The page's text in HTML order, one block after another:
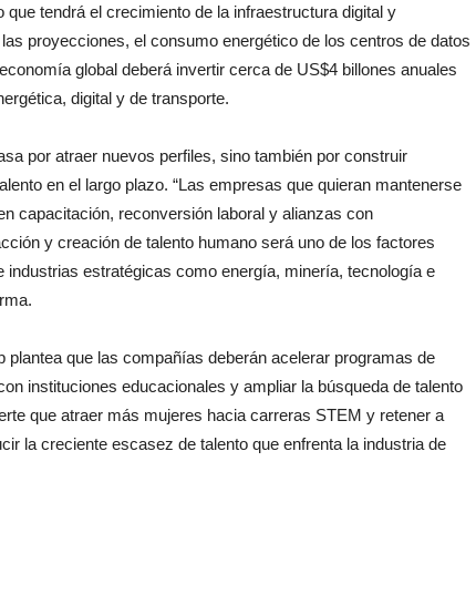
tendrá el crecimiento de la infraestructura digital y
proyecciones, el consumo energético de los centros de datos
global deberá invertir cerca de US$4 billones anuales
digital y de transporte.
por atraer nuevos perfiles, sino también por construir
en el largo plazo. “Las empresas que quieran mantenerse
capacitación, reconversión laboral y alianzas con
y creación de talento humano será uno de los factores
estratégicas como energía, minería, tecnología e
plantea que las compañías deberán acelerar programas de
instituciones educacionales y ampliar la búsqueda de talento
que atraer más mujeres hacia carreras STEM y retener a
la creciente escasez de talento que enfrenta la industria de